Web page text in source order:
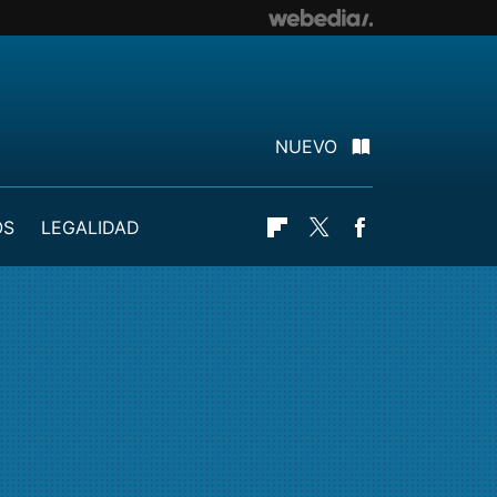
NUEVO
LEGALIDAD
Flipboard
Twitter